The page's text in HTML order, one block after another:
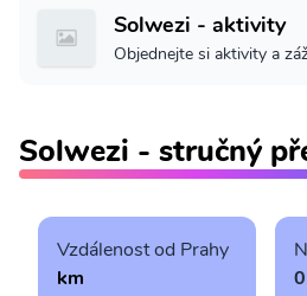
Solwezi - aktivity
Objednejte si aktivity a
Solwezi - stručný
Vzdálenost od Prahy
km